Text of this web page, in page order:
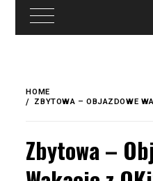
treści
content
HOME
ZBYTOWA – OBJAZDOWE
Zbytowa –